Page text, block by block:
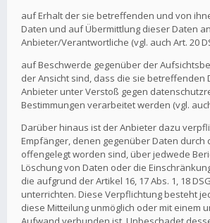
auf Erhalt der sie betreffenden und von
Daten und auf Übermittlung dieser Daten
Anbieter/Verantwortliche (vgl. auch Art. 20
auf Beschwerde gegenüber der
der Ansicht sind, dass die sie betreffenden
Anbieter unter Verstoß gegen
Bestimmungen verarbeitet werden (vgl. auch
Darüber hinaus ist der Anbieter dazu
Empfänger, denen gegenüber Daten durch
offengelegt worden sind, über jedwede
Löschung von Daten oder die
die aufgrund der Artikel 16, 17 Abs. 1, 18
unterrichten. Diese Verpflichtung besteht
diese Mitteilung unmöglich oder mit einem